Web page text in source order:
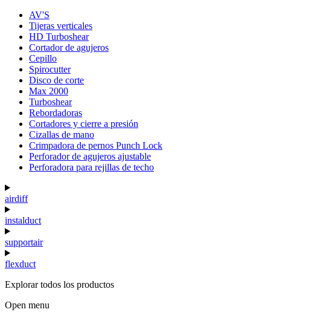
AV'S
Tijeras verticales
HD Turboshear
Cortador de agujeros
Cepillo
Spirocutter
Disco de corte
Max 2000
Turboshear
Rebordadoras
Cortadores y cierre a presión
Cizallas de mano
Crimpadora de pernos Punch Lock
Perforador de agujeros ajustable
Perforadora para rejillas de techo
airdiff
instalduct
supportair
flexduct
Explorar todos los productos
Open menu